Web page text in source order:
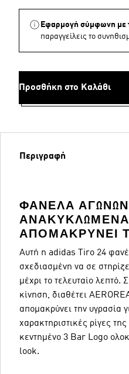
Εφαρμογή σύμφωνη με
παραγγείλεις το
Προσθήκη στο Καλάθι
Περιγραφή
ΦΑΝΈΛΑ
ΑΝΑΚΥΚΛΩΜΈΝΑ
ΑΠΟΜΑΚΡΎΝΕΙ
Αυτή η adidas Tiro 24
σχεδιασμένη να σε
μέχρι το τελευταίο λεπτό.
κίνηση, διαθέτει
απομακρύνει την υγρασία
χαρακτηριστικές ρίγες
κεντημένο 3 Bar Logo
look.